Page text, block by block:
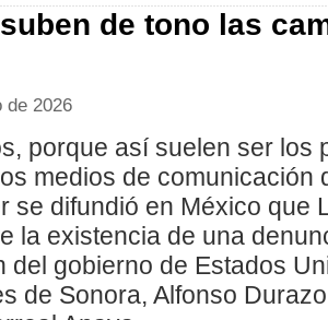
de tono las
de 2026
porque así suelen ser los
medios de comunicación
se difundió en México que
la existencia de una
del gobierno de Estados
de Sonora, Alfonso